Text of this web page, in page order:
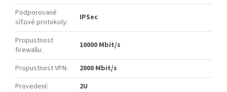
Podporované
síťové protokoly: IPSec
Propustnost
firewallu: 10000 Mbit/s
Propustnost VPN:
2000 Mbit/s
Provedení:
2U